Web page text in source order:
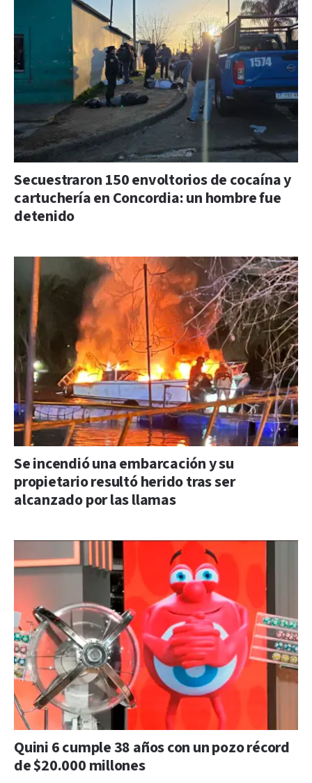
Secuestraron 150 envoltorios de cocaína y
cartuchería en Concordia: un hombre fue
detenido
Se incendió una embarcación y su
propietario resultó herido tras ser
alcanzado por las llamas
Quini 6 cumple 38 años con un pozo récord
de $20.000 millones